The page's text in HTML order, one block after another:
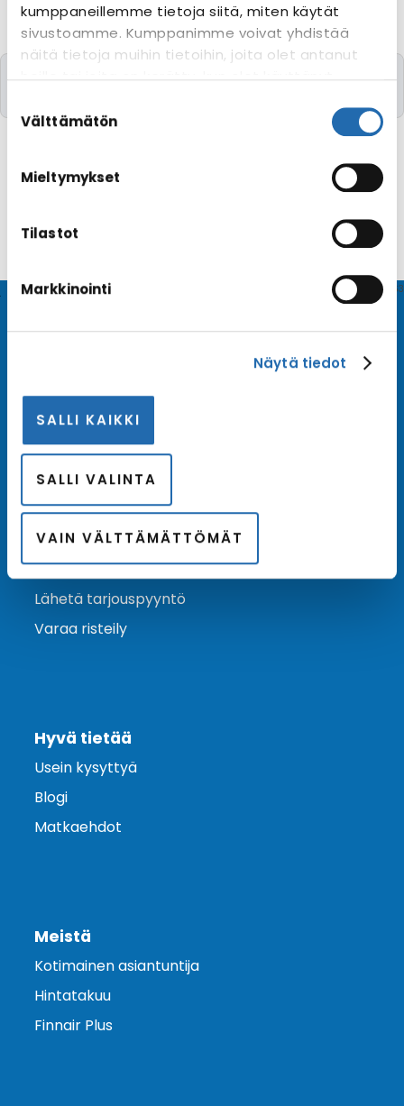
kumppaneillemme tietoja siitä, miten käytät
sivustoamme. Kumppanimme voivat yhdistää
näitä tietoja muihin tietoihin, joita olet antanut
evästeasetuksiesi hyväksyntää sivuston
linkistä.
valinta
Välttämätön
Mieltymykset
Tilastot
Markkinointi
Näytä tiedot
SALLI KAIKKI
SALLI VALINTA
VAIN VÄLTTÄMÄTTÖMÄT
V4.1663
varustamoiden tarjouksista ja kampanjaeduista.
Ota yhteyttä
Asiakaspalvelu
Lähetä tarjouspyyntö
Varaa risteily
Hyvä tietää
Usein kysyttyä
Blogi
Matkaehdot
Meistä
Kotimainen asiantuntija
Hintatakuu
Finnair Plus